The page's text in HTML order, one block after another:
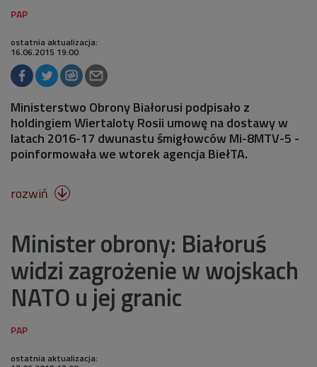
ostatnia aktualizacja:
16.06.2015 19:00
Ministerstwo Obrony Białorusi podpisało z
holdingiem Wiertaloty Rosii umowę na dostawy w
latach 2016-17 dwunastu śmigłowców Mi-8MTV-5 -
poinformowała we wtorek agencja BiełTA.
rozwiń 
Minister obrony: Białoruś
widzi zagrożenie w wojskach
NATO u jej granic
ostatnia aktualizacja: